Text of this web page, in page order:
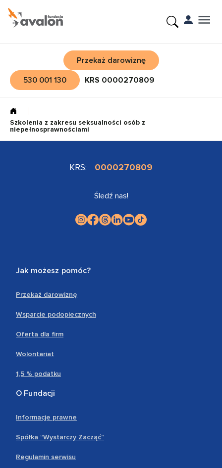
Przekaż darowiznę
530 001 130
KRS 0000270809
Szkolenia z zakresu seksualności osób z
niepełnosprawnościami
KRS: 0000270809
Śledź nas!
Jak możesz pomóc?
Przekaż darowiznę
Wsparcie podopiecznych
Oferta dla firm
Wolontariat
1,5 % podatku
O Fundacji
Informacje prawne
Spółka “Wystarczy Zacząć”
Regulamin serwisu